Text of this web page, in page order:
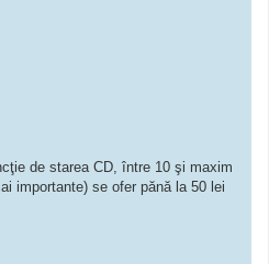
de starea CD, între 10 şi maxim
importante) se ofer pănă la 50 lei